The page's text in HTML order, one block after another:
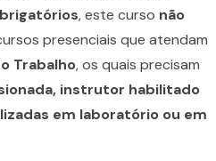
, este curso não
presenciais que atendam
Trabalho, os quais precisam
instrutor habilitado
em laboratório ou em